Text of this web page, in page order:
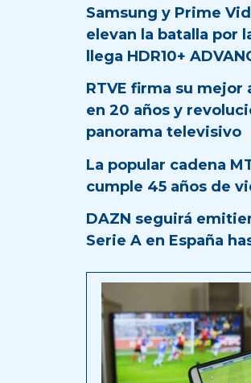
Samsung y Prime
elevan la batalla por
llega HDR10+
RTVE firma su mejor
en 20 años y
panorama televisivo
La popular cadena
cumple 45 años de
DAZN seguirá
Serie A en España